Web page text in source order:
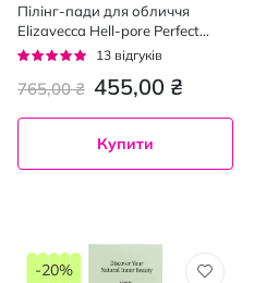
Пілінг-пади для обличчя
Elizavecca Hell-pore Perfect
Wine очищаючі на основі
червоного вина 30 шт.
Рейтинг:
13 відгуків
455,00 ₴
765,00 ₴
Купити
-20%